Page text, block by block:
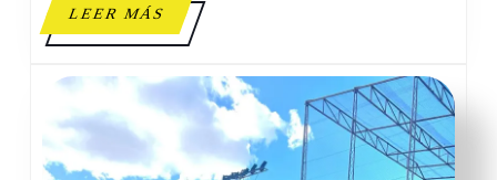
LEER MÁSLEER
MÁS